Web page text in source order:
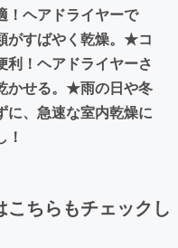
ヘアドライヤーで
がすばやく乾燥。★コ
利！ヘアドライヤーさ
かせる。★雨の日や冬
に、急速な室内乾燥に
ちらもチェックし